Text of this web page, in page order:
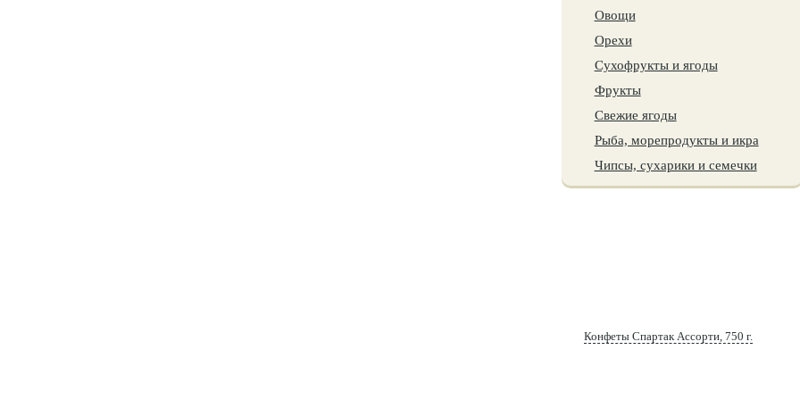
Овощи
Орехи
Сухофрукты и ягоды
Фрукты
Свежие ягоды
Рыба, морепродукты и икра
Чипсы, сухарики и семечки
Конфеты Спартак Ассорти, 750 г.